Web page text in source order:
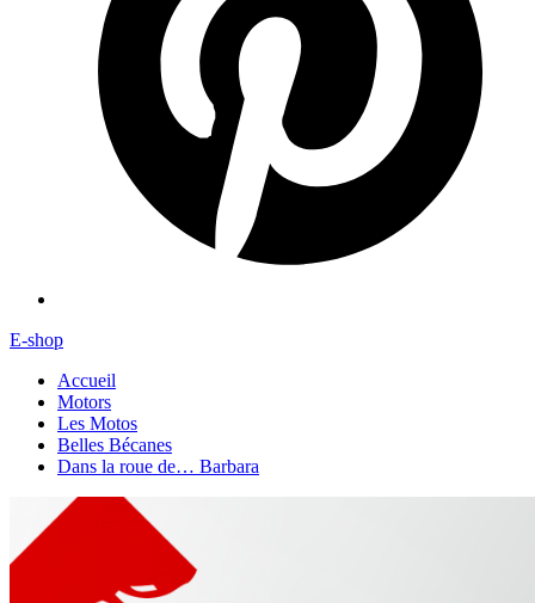
E-shop
Accueil
Motors
Les Motos
Belles Bécanes
Dans la roue de… Barbara